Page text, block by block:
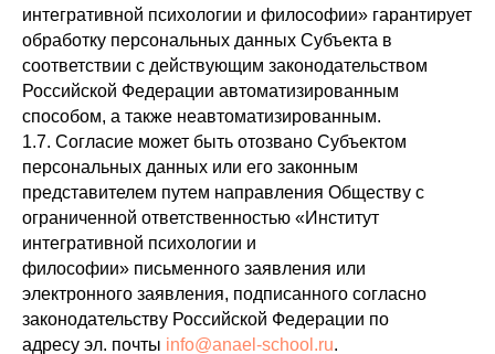
интегративной психологии и философии» гарантирует
обработку персональных данных Субъекта в
соответствии с действующим законодательством
Российской Федерации автоматизированным
способом, а также неавтоматизированным.
1.7. Согласие может быть отозвано Субъектом
персональных данных или его законным
представителем путем направления Обществу с
ограниченной ответственностью «Институт
интегративной психологии и
философии» письменного заявления или
электронного заявления, подписанного согласно
законодательству Российской Федерации по
адресу эл. почты info@anael-school.ru.